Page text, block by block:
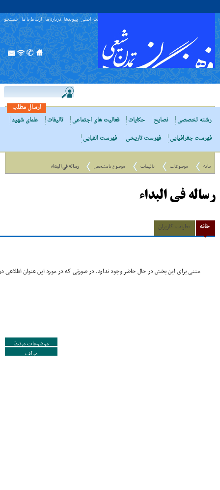
صفحه اصلی پیوندها درباره ما ارتباط با ما جستجو
ارسال مطلب
رشته تخصصی
نصایح حکایات فعالیت های اجتماعی تالیفات
علمای شهید
فهرست جغرافیایی
فهرست تاریخی فهرست الفبایی
خانه موضوعات تالیفات موضوع نامشخص رساله فی البداء
رساله فی البداء
خانه نظرات کاربران
متنی برای این بخش در حال حاضر وجود ندارد. در صورتی که در مورد این عنوان اطلاعی
موضوعات مرتبط
مولف